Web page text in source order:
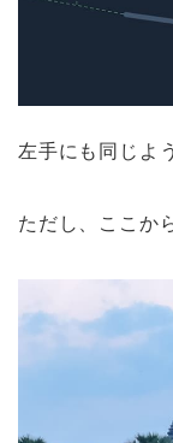
左手にも同じよ
ただし、ここか